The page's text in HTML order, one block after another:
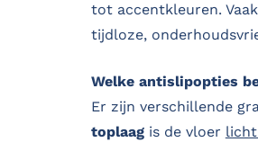
tot accentkleuren.
tijdloze,
Welke antislipopties
Er zijn verschillende
toplaagis de vloer